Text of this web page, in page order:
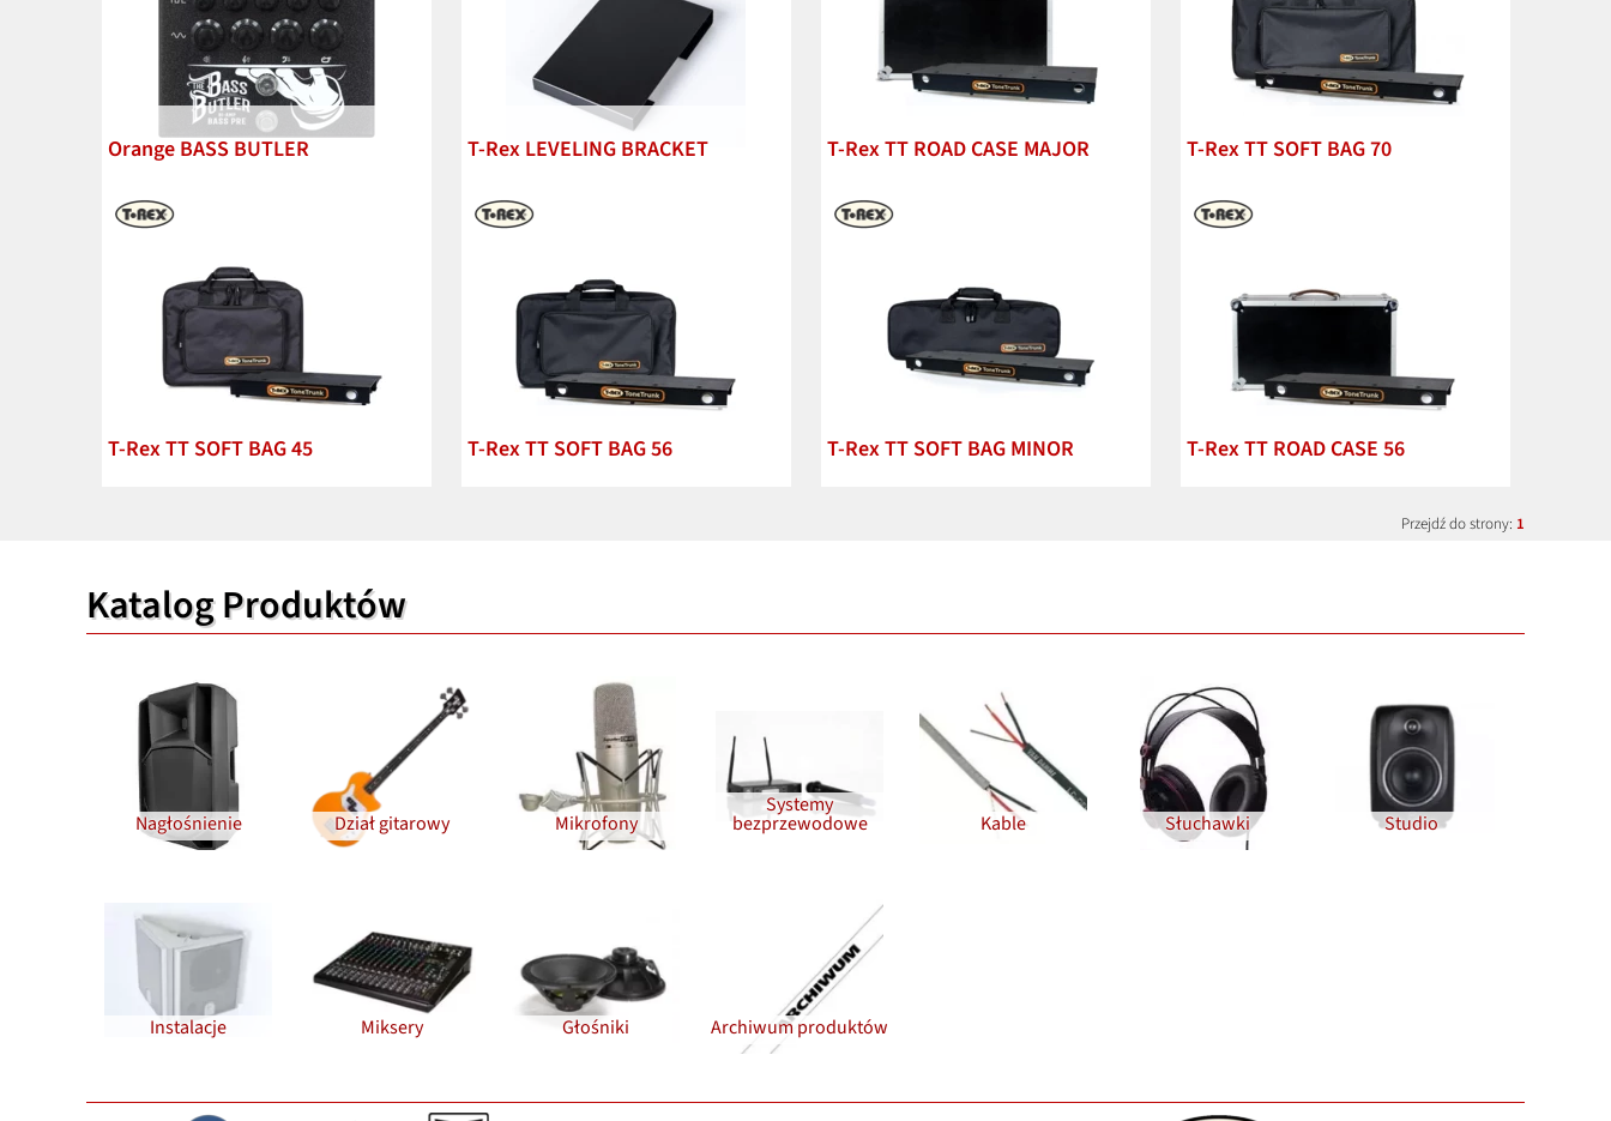
Orange BASS BUTLER T-Rex LEVELING BRACKET T-Rex TT ROAD CASE MAJOR T-Rex TT SOFT BAG 70
T-Rex TT SOFT BAG 45 T-Rex TT SOFT BAG 56 T-Rex TT SOFT BAG MINOR T-Rex TT ROAD CASE 56
Przejdź do strony: 1
Katalog Produktów
Nagłośnienie Dział gitarowy Mikrofony
Systemy
bezprzewodowe Kable Słuchawki Studio
Instalacje Miksery Głośniki Archiwum produktów